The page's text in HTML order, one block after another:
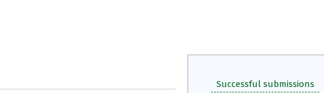
Successful submissions